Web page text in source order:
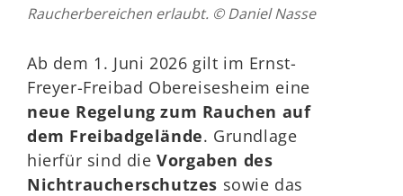
Raucherbereichen erlaubt. © Daniel Nasse
Ab dem 1. Juni 2026 gilt im Ernst-
Freyer-Freibad Obereisesheim eine
neue Regelung zum Rauchen auf
dem Freibadgelände. Grundlage
hierfür sind dieVorgaben des
Nichtraucherschutzes sowie das